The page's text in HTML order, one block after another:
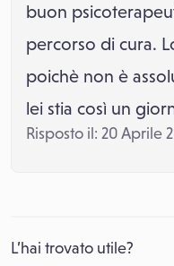
buon
percorso di cura.
poichè non è
lei stia così un
Risposto il: 20 Aprile
L’hai trovato utile?